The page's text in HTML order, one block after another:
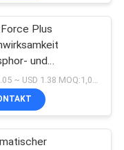
Plus
und
mit
für
Wurzelsysteme